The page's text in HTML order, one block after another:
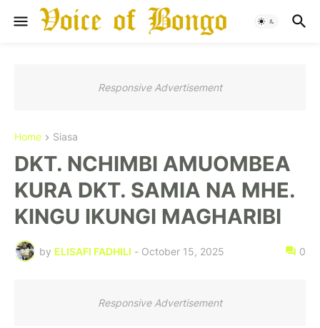
Responsive Advertisement
Home Siasa
DKT. NCHIMBI AMUOMBEA
KURA DKT. SAMIA NA MHE.
KINGU IKUNGI MAGHARIBI
by ELISAFI FADHILI - October 15, 2025 0
Responsive Advertisement